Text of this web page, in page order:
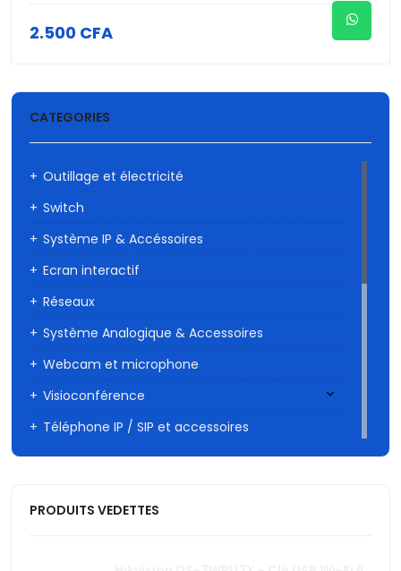
2.500 CFA
CATEGORIES
Outillage et électricité
Switch
Système IP & Accéssoires
Ecran interactif
Réseaux
Système Analogique & Accessoires
Webcam et microphone
Visioconférence
Téléphone IP / SIP et accessoires
Caméra Wi-fi
PRODUITS VEDETTES